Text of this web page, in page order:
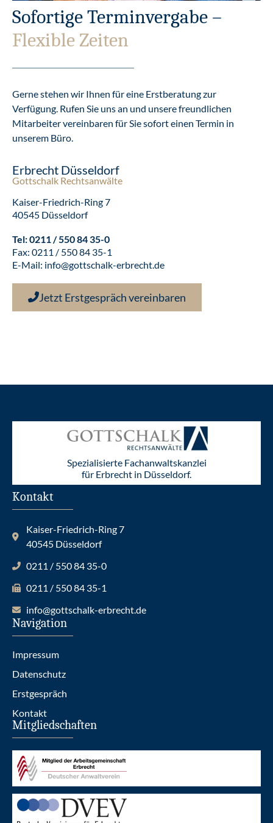
Sofortige Terminvergabe –
Flexible Zeiten
Gerne stehen wir Ihnen für eine Erstberatung zur
Verfügung. Rufen Sie uns an und unsere freundlichen
Mitarbeiter vereinbaren für Sie sofort einen Termin in
unserem Büro.
Erbrecht Düsseldorf
Gottschalk Rechtsanwälte
Kaiser-Friedrich-Ring 7
40545 Düsseldorf
Tel:0211 / 550 84 35-0
Fax: 0211 / 550 84 35-1
E-Mail: info@gottschalk-erbrecht.de
Jetzt Erstgespräch vereinbaren
Spezialisierte Fachanwaltskanzlei
für Erbrecht in Düsseldorf.
Kontakt
Kaiser-Friedrich-Ring 7
40545 Düsseldorf
0211 / 550 84 35-0
0211 / 550 84 35-1
info@gottschalk-erbrecht.de
Navigation
Impressum
Datenschutz
Erstgespräch
Kontakt
Mitgliedschaften